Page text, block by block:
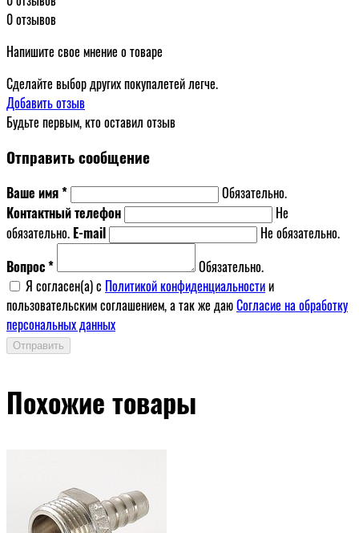
0 отзывов
Напишите свое мнение о товаре
Сделайте выбор других покупалетей легче.
Добавить отзыв
Будьте первым, кто оставил отзыв
Отправить сообщение
Ваше имя *
Обязательно.
Контактный телефон
Не
обязательно. E-mail
Не обязательно.
Вопрос *
Обязательно.
Я согласен(a) с Политикой конфиденциальностии
пользовательским соглашением, а так же даюСогласие на обработку
персональных данных
Отправить
Похожие товары